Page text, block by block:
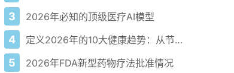
3 2026年必知的顶级医疗AI模型
4 定义2026年的10大健康趋势：从节律健康到冷热交替疗法
5 2026年FDA新型药物疗法批准情况